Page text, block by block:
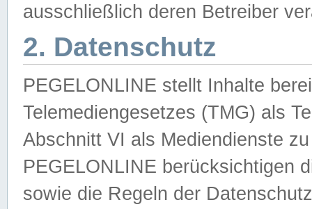
ausschließlich deren Betreiber
2. Datenschutz
PEGELONLINE stellt Inhalte
Telemediengesetzes (TMG) als
Abschnitt VI als Mediendienste
PEGELONLINE berücksichtigen
sowie die Regeln der